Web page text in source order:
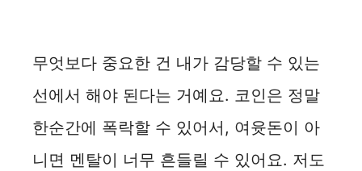
무엇보다 중요한 건 내가 감당할 수 있는
선에서 해야 된다는 거예요. 코인은 정말
한순간에 폭락할 수 있어서, 여윳돈이 아
니면 멘탈이 너무 흔들릴 수 있어요. 저도